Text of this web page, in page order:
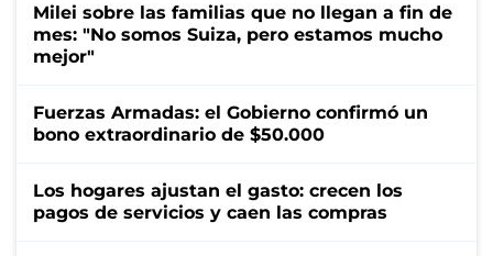
Milei sobre las familias que no llegan a fin de
mes: "No somos Suiza, pero estamos mucho
mejor"
Fuerzas Armadas: el Gobierno confirmó un
bono extraordinario de $50.000
Los hogares ajustan el gasto: crecen los
pagos de servicios y caen las compras